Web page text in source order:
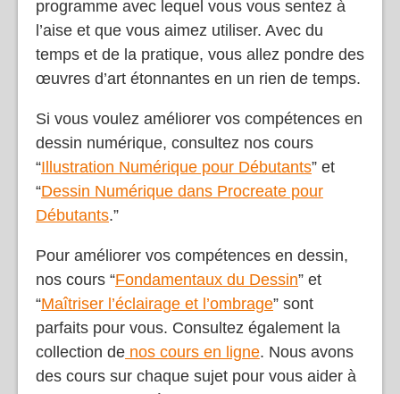
Le plus important est de choisir un
programme avec lequel vous vous sentez à
l’aise et que vous aimez utiliser. Avec du
temps et de la pratique, vous allez pondre des
œuvres d’art étonnantes en un rien de temps.
Si vous voulez améliorer vos compétences en
dessin numérique, consultez nos cours
Illustration Numérique pour Débutants” et
“Dessin Numérique dans Procreate pour
Débutants.”
Pour améliorer vos compétences en dessin,
nos cours “Fondamentaux du Dessin” et
“Maîtriser l’éclairage et l’ombrage” sont
parfaits pour vous. Consultez également la
collection denos cours en ligne. Nous avons